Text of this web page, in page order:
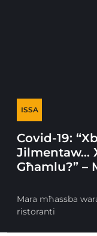
ISSA
Covid-19:
Jilmentaw…
Għamlu?” –
Mara mħassba
ristoranti